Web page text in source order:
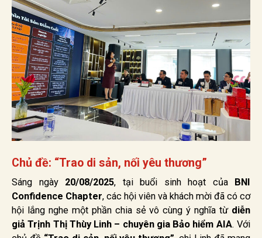
Chủ đề: “Trao di sản, nối yêu thương”
Sáng ngày 20/08/2025, tại buổi sinh hoạt của
BNI
Confidence Chapter, các hội viên và khách mời đã có cơ
hội lắng nghe một phần chia sẻ vô cùng ý nghĩa từ diễn
giả Trịnh Thị Thùy Linh – chuyên gia Bảo hiểm AIA. Với